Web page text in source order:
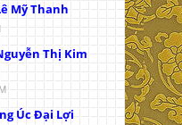
Mỹ Thanh
Thị Kim
Úc Đại Lợi